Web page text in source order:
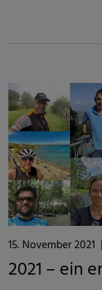
15. November 2021 |
2021 – ein